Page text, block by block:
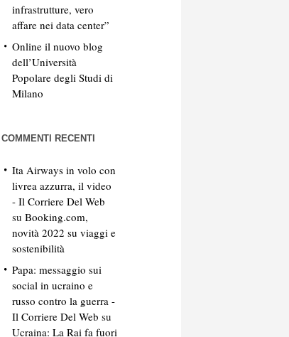
infrastrutture, vero
affare nei data center”
Online il nuovo blog
dell’Università
Popolare degli Studi di
Milano
COMMENTI RECENTI
Ita Airways in volo con
livrea azzurra, il video
- Il Corriere Del Web
su Booking.com,
novità 2022 su viaggi e
sostenibilità
Papa: messaggio sui
social in ucraino e
russo contro la guerra -
Il Corriere Del Web su
Ucraina: La Rai fa fuori